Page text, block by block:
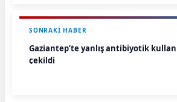
SONRAKI HABER
Gaziantep’te yanlış antibiyotik
çekildi